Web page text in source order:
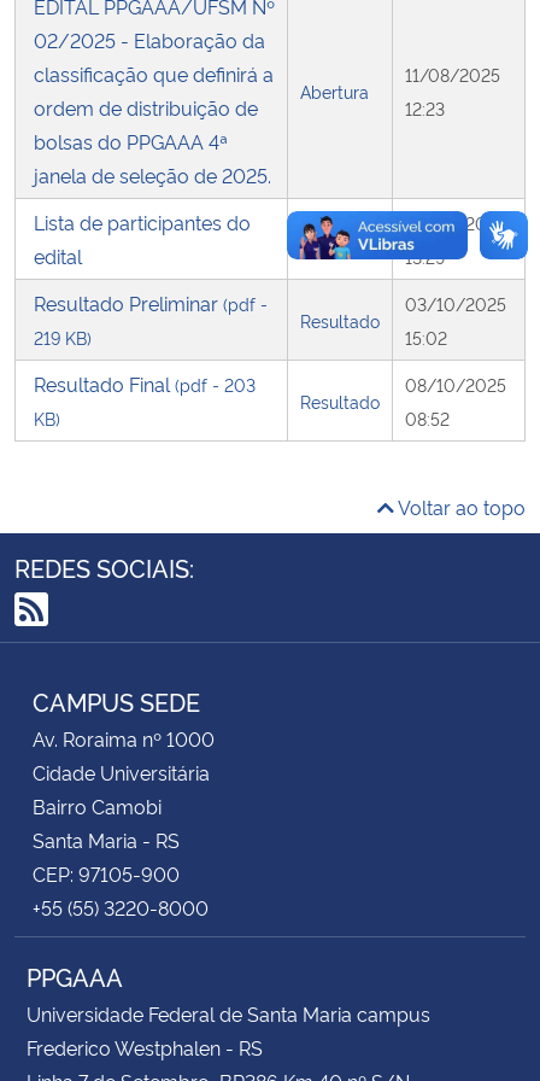
Secretaria-Geral
Secretaria de Governo
Gabinete de Segurança Institucional
Advocacia-Geral da União
Banco Central do Brasil
Planalto
EDITAL PPGAAA/UFSM Nº
02/2025 - Elaboração da
classificação que definirá a
ordem de distribuição de
bolsas do PPGAAA 4ª
janela de seleção de 2025.
Abertura
11/08/2025
12:23
Lista de participantes do
edital
Outro
02/10/2025
13:29
Resultado Preliminar (pdf -
219 KB)
Resultado
03/10/2025
15:02
Resultado Final (pdf - 203
KB)
Resultado
08/10/2025
08:52
Voltar ao topo
REDES SOCIAIS:
RSS
CAMPUS SEDE
Av. Roraima nº 1000
Cidade Universitária
Bairro Camobi
Santa Maria - RS
CEP: 97105-900
+55 (55) 3220-8000
PPGAAA
Universidade Federal de Santa Maria campus
Frederico Westphalen - RS